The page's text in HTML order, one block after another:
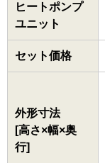
ヒートポンプ
ユニット
セット価格
外形寸法
[高さ×幅×奥
行]